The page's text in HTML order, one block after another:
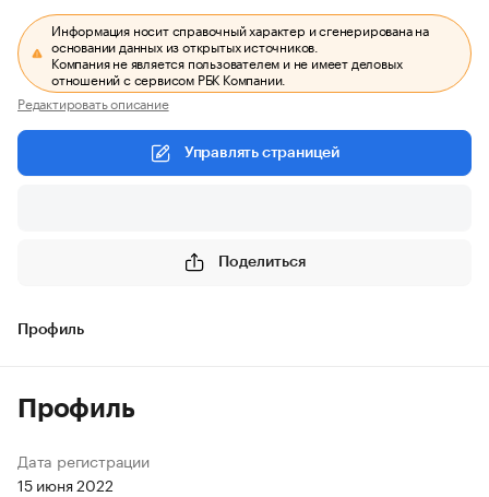
Информация носит справочный характер и сгенерирована на
основании данных из открытых источников.
Компания не является пользователем и не имеет деловых
отношений с сервисом РБК Компании.
Редактировать описание
Управлять страницей
Поделиться
Профиль
Профиль
Дата регистрации
15 июня 2022